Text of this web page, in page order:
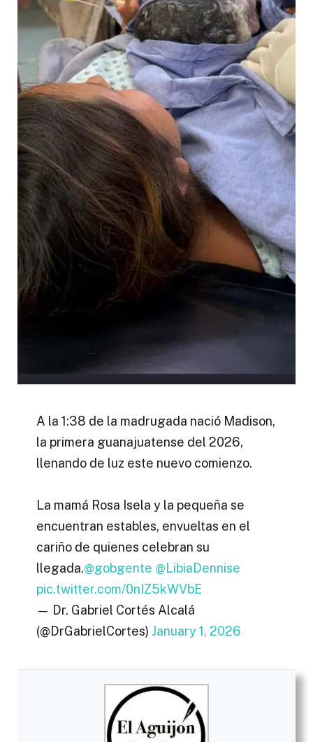
A la 1:38 de la madrugada nació Madison,
la primera guanajuatense del 2026,
llenando de luz este nuevo comienzo.
La mamá Rosa Isela y la pequeña se
encuentran estables, envueltas en el
cariño de quienes celebran su
llegada.@gobgente @LibiaDennise
pic.twitter.com/0nIZ5kWVbE
— Dr. Gabriel Cortés Alcalá
(@DrGabrielCortes) January 1, 2026